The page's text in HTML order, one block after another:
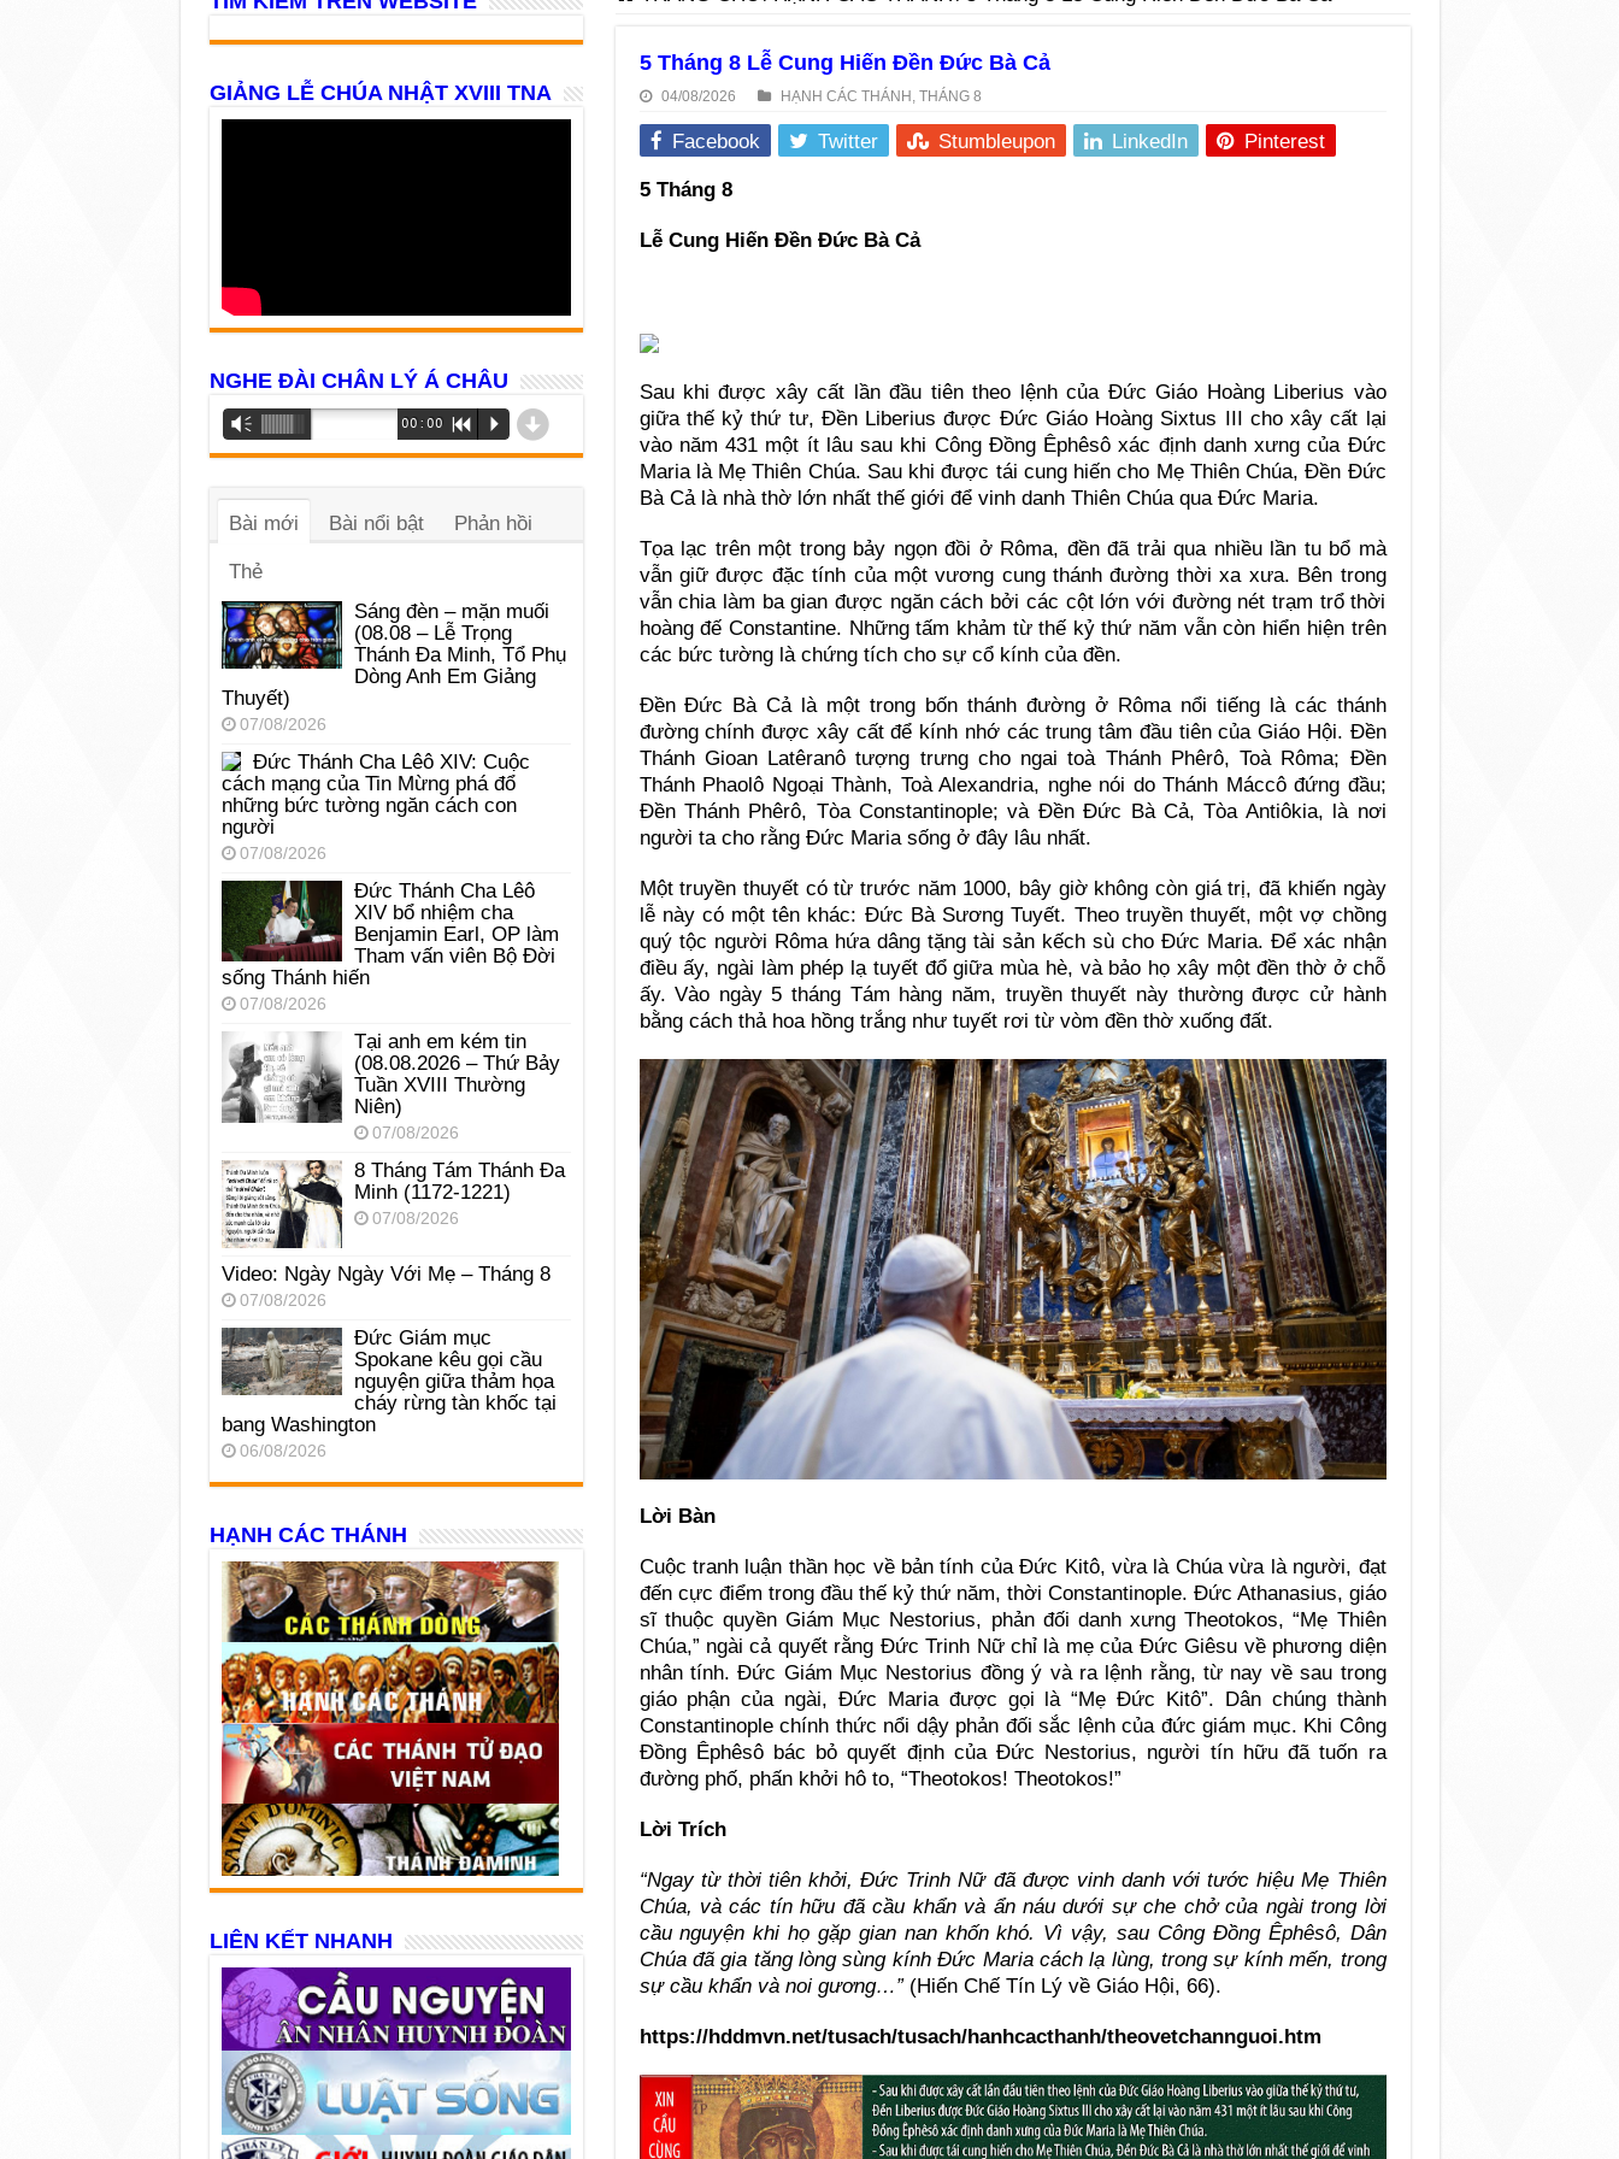
5 Tháng 8 Lễ Cung Hiến Ðền Ðức Bà Cả
04/08/2026 HẠNH CÁC THÁNH , THÁNG 8
Facebook Twitter Stumbleupon LinkedIn Pinterest
5 Tháng 8
Lễ Cung Hiến Ðền Ðức Bà Cả
Sau khi được xây cất lần đầu tiên theo lệnh của Ðức Giáo Hoàng Liberius vào
giữa thế kỷ thứ tư, Ðền Liberius được Ðức Giáo Hoàng Sixtus III cho xây cất lại
vào năm 431 một ít lâu sau khi Công Ðồng Êphêsô xác định danh xưng của Ðức
Maria là Mẹ Thiên Chúa. Sau khi được tái cung hiến cho Mẹ Thiên Chúa, Ðền Ðức
Bà Cả là nhà thờ lớn nhất thế giới để vinh danh Thiên Chúa qua Ðức Maria.
Tọa lạc trên một trong bảy ngọn đồi ở Rôma, đền đã trải qua nhiều lần tu bổ mà
vẫn giữ được đặc tính của một vương cung thánh đường thời xa xưa. Bên trong
vẫn chia làm ba gian được ngăn cách bởi các cột lớn với đường nét trạm trổ thời
hoàng đế Constantine. Những tấm khảm từ thế kỷ thứ năm vẫn còn hiển hiện trên
các bức tường là chứng tích cho sự cổ kính của đền.
Ðền Ðức Bà Cả là một trong bốn thánh đường ở Rôma nổi tiếng là các thánh
đường chính được xây cất để kính nhớ các trung tâm đầu tiên của Giáo Hội. Ðền
Thánh Gioan Latêranô tượng trưng cho ngai toà Thánh Phêrô, Toà Rôma; Ðền
Thánh Phaolô Ngoại Thành, Toà Alexandria, nghe nói do Thánh Máccô đứng đầu;
Ðền Thánh Phêrô, Tòa Constantinople; và Ðền Ðức Bà Cả, Tòa Antiôkia, là nơi
người ta cho rằng Ðức Maria sống ở đây lâu nhất.
Một truyền thuyết có từ trước năm 1000, bây giờ không còn giá trị, đã khiến ngày
lễ này có một tên khác: Ðức Bà Sương Tuyết. Theo truyền thuyết, một vợ chồng
quý tộc người Rôma hứa dâng tặng tài sản kếch sù cho Ðức Maria. Ðể xác nhận
điều ấy, ngài làm phép lạ tuyết đổ giữa mùa hè, và bảo họ xây một đền thờ ở chỗ
ấy. Vào ngày 5 tháng Tám hàng năm, truyền thuyết này thường được cử hành
bằng cách thả hoa hồng trắng như tuyết rơi từ vòm đền thờ xuống đất.
Lời Bàn
Cuộc tranh luận thần học về bản tính của Ðức Kitô, vừa là Chúa vừa là người, đạt
đến cực điểm trong đầu thế kỷ thứ năm, thời Constantinople. Ðức Athanasius, giáo
sĩ thuộc quyền Giám Mục Nestorius, phản đối danh xưng Theotokos, “Mẹ Thiên
Chúa,” ngài cả quyết rằng Ðức Trinh Nữ chỉ là mẹ của Ðức Giêsu về phương diện
nhân tính. Ðức Giám Mục Nestorius đồng ý và ra lệnh rằng, từ nay về sau trong
giáo phận của ngài, Ðức Maria được gọi là “Mẹ Ðức Kitô”. Dân chúng thành
Constantinople chính thức nổi dậy phản đối sắc lệnh của đức giám mục. Khi Công
Ðồng Êphêsô bác bỏ quyết định của Ðức Nestorius, người tín hữu đã tuốn ra
đường phố, phấn khởi hô to, “Theotokos! Theotokos!”
Lời Trích
“Ngay từ thời tiên khởi, Ðức Trinh Nữ đã được vinh danh với tước hiệu Mẹ Thiên
Chúa, và các tín hữu đã cầu khẩn và ẩn náu dưới sự che chở của ngài trong lời
cầu nguyện khi họ gặp gian nan khốn khó. Vì vậy, sau Công Ðồng Êphêsô, Dân
Chúa đã gia tăng lòng sùng kính Ðức Maria cách lạ lùng, trong sự kính mến, trong
sự cầu khẩn và noi gương…”(Hiến Chế Tín Lý về Giáo Hội, 66).
https://hddmvn.net/tusach/tusach/hanhcacthanh/theovetchannguoi.htm
GIẢNG LỄ CHÚA NHẬT XVIII TNA
NGHE ĐÀI CHÂN LÝ Á CHÂU
Trình
phát
âm
Vm 00:00 R P d
Bài mới Bài nổi bật Phản hồi
Thẻ
Sáng đèn – mặn muối
(08.08 – Lễ Trọng
Thánh Đa Minh, Tổ Phụ
Dòng Anh Em Giảng
Thuyết)
07/08/2026
Đức Thánh Cha Lêô XIV: Cuộc
cách mạng của Tin Mừng phá đổ
những bức tường ngăn cách con
người
07/08/2026
Đức Thánh Cha Lêô
XIV bổ nhiệm cha
Benjamin Earl, OP làm
Tham vấn viên Bộ Đời
sống Thánh hiến
07/08/2026
Tại anh em kém tin
(08.08.2026 – Thứ Bảy
Tuần XVIII Thường
Niên)
07/08/2026
8 Tháng Tám Thánh Ða
Minh (1172-1221)
07/08/2026
Video: Ngày Ngày Với Mẹ – Tháng 8
07/08/2026
Đức Giám mục
Spokane kêu gọi cầu
nguyện giữa thảm họa
cháy rừng tàn khốc tại
bang Washington
06/08/2026
HẠNH CÁC THÁNH
LIÊN KẾT NHANH